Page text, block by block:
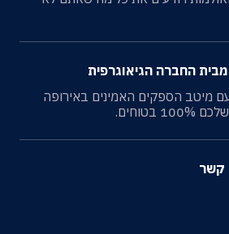
עם מיטב הספקים האמינים באירופה
קשר